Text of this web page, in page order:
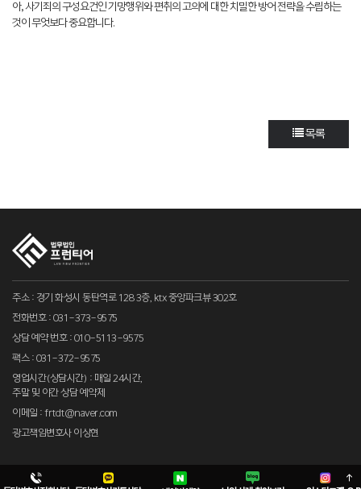
아, 사기죄의 구성요건인 기망행위와 편취의 고의에 대한 치밀한 방어 전략을 수립하는
것이 무엇보다 중요합니다.
목록
주소 : 경기 화성시 동탄역로 128 3층, ktx 중앙파크뷰 302호
전화번호 : 031-373-9575
상담 예약 번호 : 010-5113-9575
팩스 : 031-372-9575
영업시간(상담시간) : 매일 24시간,
주말 및 야간 상담 예약제
이메일 : frtdt@naver.com
광고책임변호사 이상현